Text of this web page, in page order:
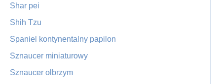
Shar pei
Shih Tzu
Spaniel kontynentalny papilon
Sznaucer miniaturowy
Sznaucer olbrzym